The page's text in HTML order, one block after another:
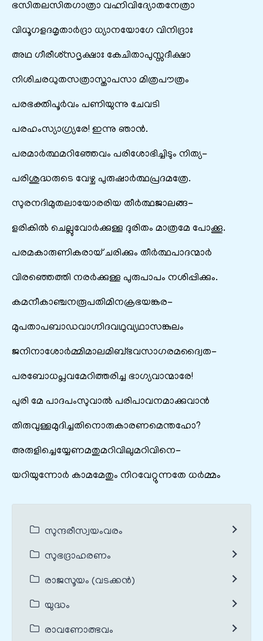
ഭസിതലസിതഗാത്രാ വഹ്നിവിദ്യോതനേത്രാ
വിധൂഗളദമൃതാർദ്രാ ധ്യാനയോഗേ വിനിദ്രാഃ
അഥ ഗീരീശ്സദൃക്ഷാഃ കേചിതാപുസ്സദീക്ഷാ
നിശിചരധുതസത്രാസ്താപസാ മിത്രപൗത്രം
പരഭക്തിപൂർവം പണിയുന്നു ചേവടി
പരഹംസ്യാഗ്ര്യരേ! ഇന്നു ഞാൻ.
പരമാർത്ഥമറിഞ്ഞേവം പരിശോഭിച്ചിടും നിത്യ-
പരിശുദ്ധരുടെ വേഴ്ച പുരുഷാർത്ഥപ്രദമത്രേ.
സുരനദിമുതലായോരരിയ തീർത്ഥജാലങ്ങ-
ളരികിൽ ചെല്ലുവോർക്കുള്ള ദുരിതം മാത്രമേ പോക്കൂ.
പരമകാരുണികരായ് ചരിക്കും തീർത്ഥപാദന്മാർ
വിരഞ്ഞെത്തി നരർക്കുള്ള പുരുപാപം നശിപ്പിക്കും.
കമനീകാഞ്ചനരൂപതിമിനക്രഭയങ്കര-
മുപതാപബാഡവാഗ്നിദവഥുവ്യഥാസങ്കുലം
ജനിനാശോർമ്മിമാലമിബ്ഭവസാഗരമദ്വൈത-
പരബോധപ്ലവമേറിത്തരിച്ച ഭാഗ്യവാന്മാരേ!
പുരി മേ പാദപംസുവാൽ പരിപാവനമാക്കുവാൻ
തിരുവുള്ളമുദിച്ചതിനൊരുകാരണമെന്തഹോ?
അരുളിച്ചെയ്യേണമതുമറിവിലുമറിവിനെ-
യറിയുന്നോർ കാമമേതും നിറവേറ്റുന്നതേ ധർമ്മം
സുന്ദരീസ്വയംവരം
സുഭദ്രാഹരണം
രാജസൂയം (വടക്കൻ)
യുദ്ധം
രാവണോത്ഭവം